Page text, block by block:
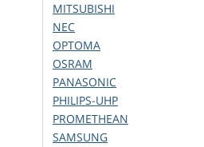
MITSUBISHI
NEC
OPTOMA
OSRAM
PANASONIC
PHILIPS-UHP
PROMETHEAN
SAMSUNG